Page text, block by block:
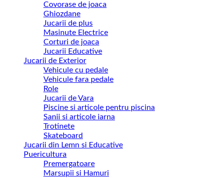
Covorase de joaca
Ghiozdane
Jucarii de plus
Masinute Electrice
Corturi de joaca
Jucarii Educative
Jucarii de Exterior
Vehicule cu pedale
Vehicule fara pedale
Role
Jucarii de Vara
Piscine si articole pentru piscina
Sanii si articole iarna
Trotinete
Skateboard
Jucarii din Lemn si Educative
Puericultura
Premergatoare
Marsupii si Hamuri